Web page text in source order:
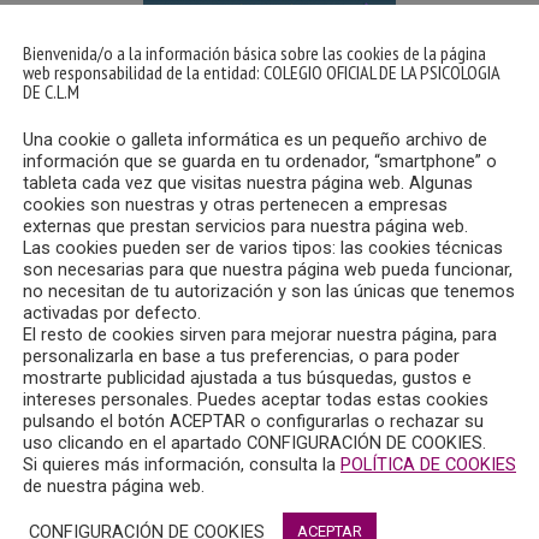
forma online, las Jornadas Iberoamericanas de Psicología,
Psicológicas (FIAP), la Federación de
Iberoamericana como estrategia para enfrentar sus
La estrategia para enfrentar sus nuevos
de profesionales de reconocido prestigio nacional e
temas tan importantes como la prevención de la
Bienvenida/o a la información básica sobre las cookies de la página
web responsabilidad de la entidad: COLEGIO OFICIAL DE LA PSICOLOGIA
DE C.L.M
Una cookie o galleta informática es un pequeño archivo de
información que se guarda en tu ordenador, “smartphone” o
tableta cada vez que visitas nuestra página web. Algunas
cookies son nuestras y otras pertenecen a empresas
externas que prestan servicios para nuestra página web.
Las cookies pueden ser de varios tipos: las cookies técnicas
son necesarias para que nuestra página web pueda funcionar,
no necesitan de tu autorización y son las únicas que tenemos
activadas por defecto.
El resto de cookies sirven para mejorar nuestra página, para
personalizarla en base a tus preferencias, o para poder
mostrarte publicidad ajustada a tus búsquedas, gustos e
intereses personales. Puedes aceptar todas estas cookies
pulsando el botón ACEPTAR o configurarlas o rechazar su
uso clicando en el apartado CONFIGURACIÓN DE COOKIES.
Si quieres más información, consulta la POLÍTICA DE COOKIES
de nuestra página web.
CONFIGURACIÓN DE COOKIES ACEPTAR